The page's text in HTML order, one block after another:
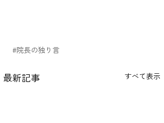
#院長の独り言
最新記事 すべて表示